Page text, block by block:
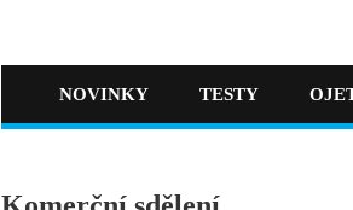
NOVINKY TESTY